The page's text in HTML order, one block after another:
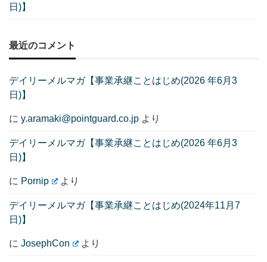
日)】
最近のコメント
デイリーメルマガ【事業承継ことはじめ(2026 年6月3
日)】
に y.aramaki@pointguard.co.jp より
デイリーメルマガ【事業承継ことはじめ(2026 年6月3
日)】
に Pornip より
デイリーメルマガ【事業承継ことはじめ(2024年11月7
日)】
に JosephCon より